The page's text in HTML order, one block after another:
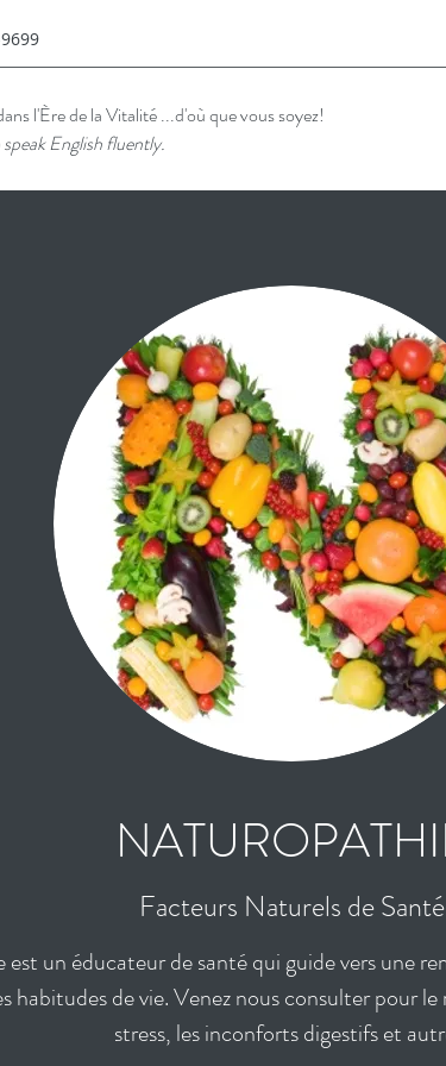
l'Ère de la Vitalité ...d'où que vous soyez!
speak English fluently.
Facteurs Naturels de Santé
un éducateur de santé qui guide vers une
habitudes de vie. Venez nous consulter pour
stress, les inconforts digestifs et